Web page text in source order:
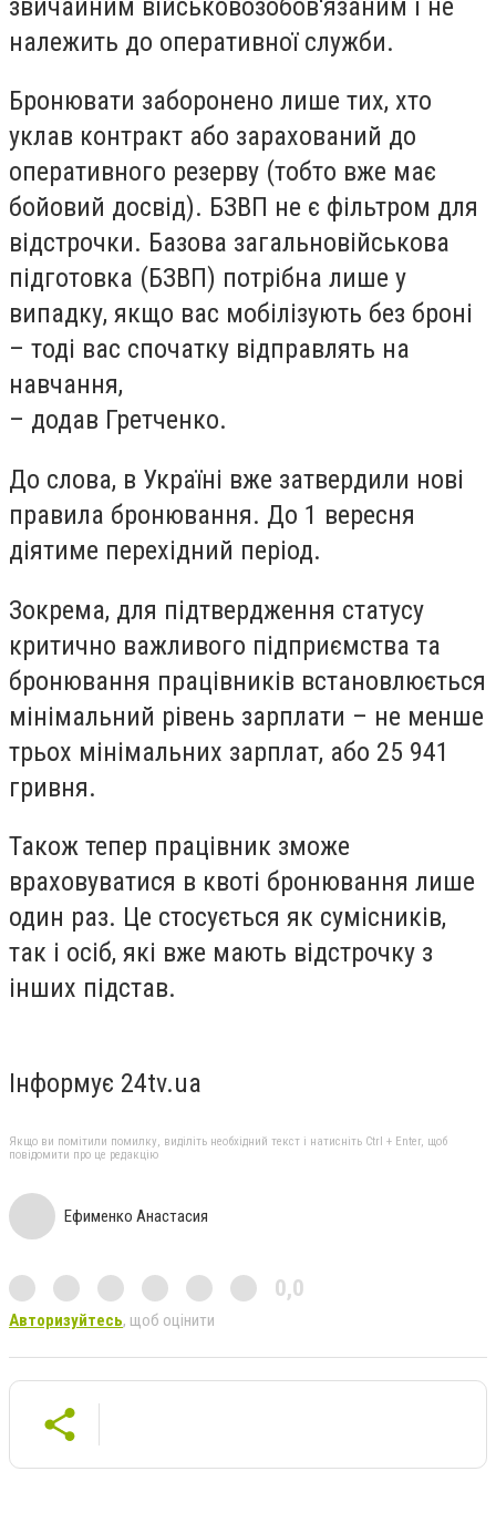
звичайним військовозобов'язаним і не
належить до оперативної служби.
Бронювати заборонено лише тих, хто
уклав контракт або зарахований до
оперативного резерву (тобто вже має
бойовий досвід). БЗВП не є фільтром для
відстрочки. Базова загальновійськова
підготовка (БЗВП) потрібна лише у
випадку, якщо вас мобілізують без броні
– тоді вас спочатку відправлять на
навчання,
– додав Гретченко.
До слова, в Україні вже затвердили нові
правила бронювання. До 1 вересня
діятиме перехідний період.
Зокрема, для підтвердження статусу
критично важливого підприємства та
бронювання працівників встановлюється
мінімальний рівень зарплати – не менше
трьох мінімальних зарплат, або 25 941
гривня.
Також тепер працівник зможе
враховуватися в квоті бронювання лише
один раз. Це стосується як сумісників,
так і осіб, які вже мають відстрочку з
інших підстав.
Інформує 24tv.ua
Якщо ви помітили помилку, виділіть необхідний текст і натисніть Ctrl + Enter, щоб
повідомити про це редакцію
Ефименко Анастасия
0,0
Авторизуйтесь, щоб оцінити